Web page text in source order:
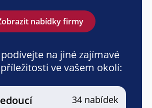
nabídky firmy
na jiné zajímavé
ve vašem okolí:
34 nabídek